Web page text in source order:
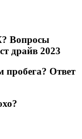
Вопросы
драйв 2023
Ответ